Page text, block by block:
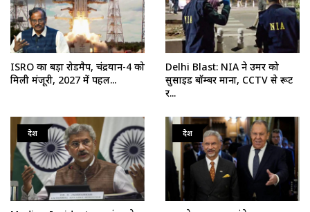
ISRO का बड़ा रोडमैप, चंद्रयान-4 को
मिली मंजूरी, 2027 में पहल...
Delhi Blast: NIA ने उमर को
सुसाइड बॉम्बर माना, CCTV से रूट
र...
देश देश